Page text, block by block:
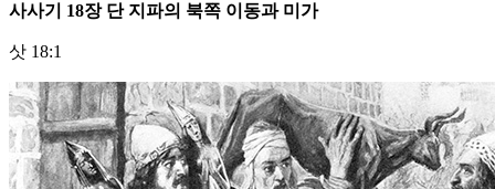
사사기 18장 단 지파의 북쪽 이동과 미가
삿 18:1